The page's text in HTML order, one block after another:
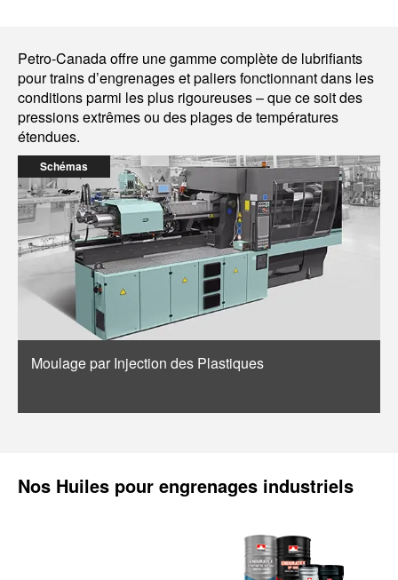
Petro-Canada offre une gamme complète de lubrifiants
pour trains d’engrenages et paliers fonctionnant dans les
conditions parmi les plus rigoureuses – que ce soit des
pressions extrêmes ou des plages de températures
étendues.
Schémas
Moulage par Injection des Plastiques
Nos Huiles pour engrenages industriels